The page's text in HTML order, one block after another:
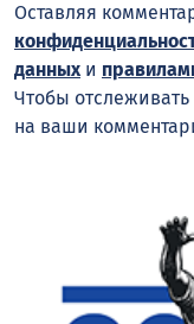
Оставляя
данныхи
Чтобы
на ваши